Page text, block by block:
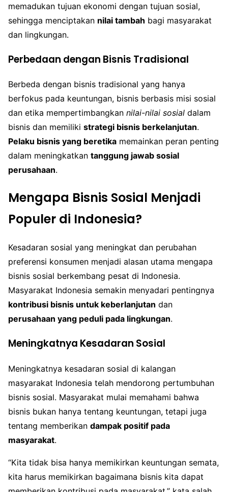
memadukan tujuan ekonomi dengan tujuan sosial,
sehingga menciptakan nilai tambah bagi masyarakat
dan lingkungan.
Perbedaan dengan Bisnis Tradisional
Berbeda dengan bisnis tradisional yang hanya
berfokus pada keuntungan, bisnis berbasis misi sosial
dan etika mempertimbangkan nilai-nilai sosial dalam
bisnis dan memiliki strategi bisnis berkelanjutan.
Pelaku bisnis yang beretika memainkan peran penting
dalam meningkatkan tanggung jawab sosial
perusahaan.
Mengapa Bisnis Sosial Menjadi
Populer di Indonesia?
Kesadaran sosial yang meningkat dan perubahan
preferensi konsumen menjadi alasan utama mengapa
bisnis sosial berkembang pesat di Indonesia.
Masyarakat Indonesia semakin menyadari pentingnya
kontribusi bisnis untuk keberlanjutan dan
perusahaan yang peduli pada lingkungan.
Meningkatnya Kesadaran Sosial
Meningkatnya kesadaran sosial di kalangan
masyarakat Indonesia telah mendorong pertumbuhan
bisnis sosial. Masyarakat mulai memahami bahwa
bisnis bukan hanya tentang keuntungan, tetapi juga
tentang memberikan dampak positif pada
masyarakat.
“Kita tidak bisa hanya memikirkan keuntungan semata,
kita harus memikirkan bagaimana bisnis kita dapat